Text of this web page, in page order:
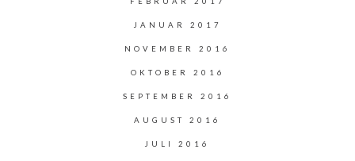
JANUAR 2017
NOVEMBER 2016
OKTOBER 2016
SEPTEMBER 2016
AUGUST 2016
JULI 2016